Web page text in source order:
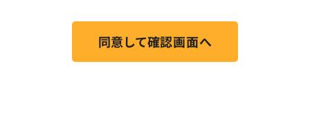
取り扱いに関しましては、NTTテクノクロス株式会社の
「個人情報保護方針」に基づき適切に管理いたします。ま
た、当社のウェブサイトでは、Cookieを用いて閲覧履歴と